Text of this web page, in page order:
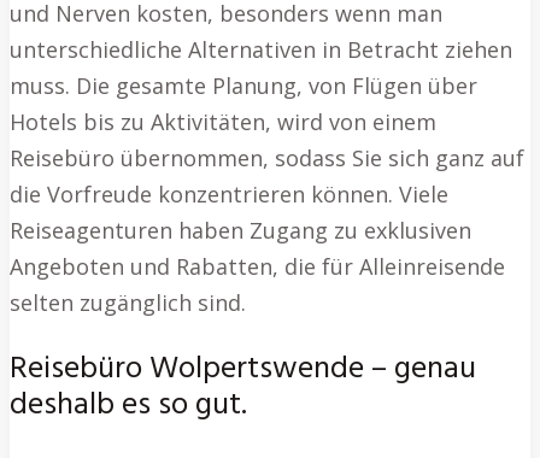
und Nerven kosten, besonders wenn man
unterschiedliche Alternativen in Betracht ziehen
muss. Die gesamte Planung, von Flügen über
Hotels bis zu Aktivitäten, wird von einem
Reisebüro übernommen, sodass Sie sich ganz auf
die Vorfreude konzentrieren können. Viele
Reiseagenturen haben Zugang zu exklusiven
Angeboten und Rabatten, die für Alleinreisende
selten zugänglich sind.
Reisebüro Wolpertswende – genau
deshalb es so gut.